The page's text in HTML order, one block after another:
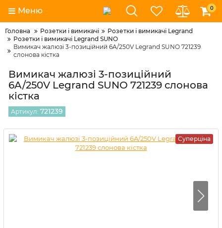
Меню 0
Головна Розетки і вимикачі
Розетки і вимикачі Legrand
Розетки і вимикачі Legrand SUNO
Вимикач жалюзі 3-позиційний 6A/250V Legrand SUNO 721239
слонова кістка
Вимикач жалюзі 3-позиційний
6A/250V Legrand SUNO 721239 слонова
кістка
Артикул: 721239
Суперціна